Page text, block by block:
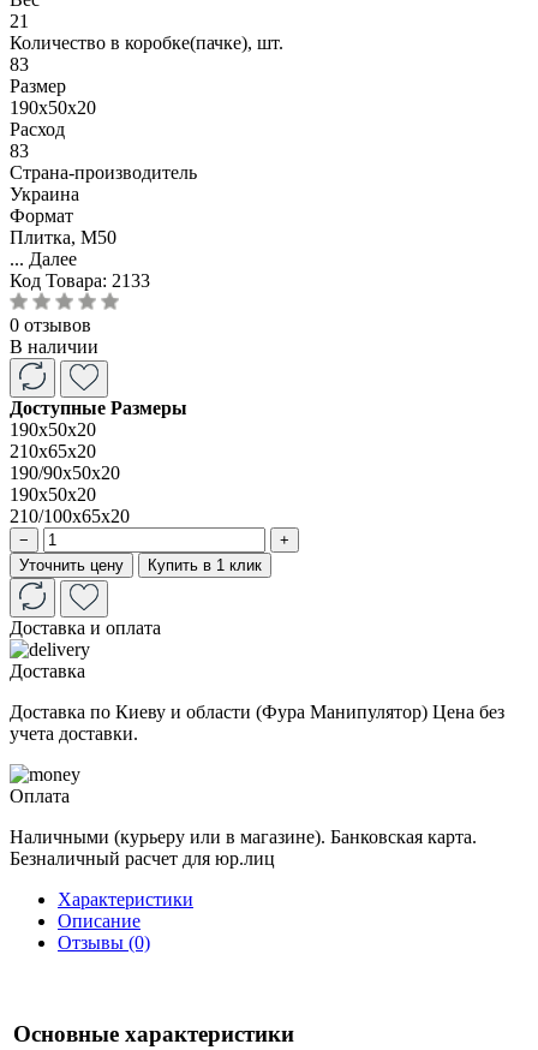
21
Количество в коробке(пачке), шт.
83
Размер
190x50x20
Расход
83
Страна-производитель
Украина
Формат
Плитка, M50
... Далее
Код Товара: 2133
0 отзывов
В наличии
Доступные Размеры
190x50x20
210x65x20
190/90x50x20
190x50x20
210/100x65x20
−
+
Уточнить цену
Купить в 1 клик
Доставка и оплата
Доставка
Доставка по Киеву и области (Фура Манипулятор) Цена без
учета доставки.
Оплата
Наличными (курьеру или в магазине). Банковская карта.
Безналичный расчет для юр.лиц
Характеристики
Описание
Отзывы (0)
Основные характеристики